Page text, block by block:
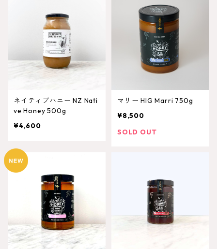
ネイティブハニー NZ Nati
ve Honey 500g
¥4,600
マリー HIG Marri 750g
¥8,500
SOLD OUT